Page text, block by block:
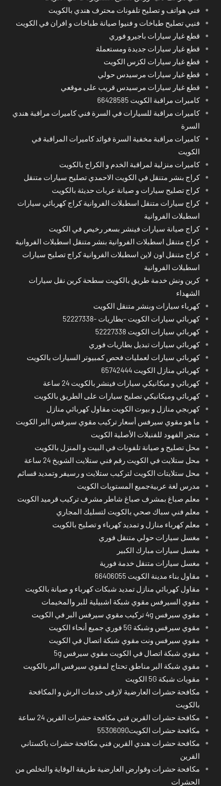
فني هواتف و تصليح تلفونات محترف هندي بالكويت
فنيي تصليح طباخات و فنيوا صيانة طباخات و افران في الكويت
قطع غيار سيارات باجيرو فوري
قطع غيار سيارات جديدة ومستعملة
قطع غيار سيارات لكزس الكويت
قطع غيار سيارات مرسيدس حولي
قطع غيار سيارات مرسيدس قريب على موقعي
كاميرات مراقبة الكويت 66428585
كاميرات مراقبة للسيارات في السرة فني كاميرات مراقبة هندي
السرة
كاميرات مراقبة مخفية السرة فوائد كاميرات المراقبة في
الكويت
كاميرات منزلية لمراقبة الخدم و الكراج بالكويت
كراج بنشر متنقل في الكويت الاحمدي تصليح سيارات متنقل
كراج تصليح سيارات و صيانة عربات حديثة بالكويت
كراج سيارات متنقل اسطبلات الفروانية كراج كهربائي سيارات
اسطبلات الفروانية
كراج صيانة سيارات فينشر بسعر رخيص في الكويت
كراج متنقل اسطبلات الفروانية بنشر متنقل اسطبلات الفروانية
كراج متنقل اون لاين اسطبلات الفروانية كراج تصليح سيارات
اسطبلات الفروانية
كرين ونش خدمة طريق بالكويت سطحة كرين نقل سيارات
الشهداء
كهرباء سيارات وبنشر متنقل الكويت
كهربائي سيارات الكويت -بطاريات -52227338
كهربائي سيارات الكويت 52227338
كهربائي سيارات تبديل بطاريات فوري
كهربائي سيارات لعمليات فحص كمبيوتر السيارات بالكويت
كهربائي منازل الكويت 65742444
كهربائي و ميكانيكي سيارات فينشر بالكويت 24 ساعة
كهربائي وميكانيكي تصليح سيارات على الطريق بالكويت
كهربجي منازل و بيوت الكويت مقاول كهربائي منازل
ما هو مقوي سيرفس أسعار تركيب مقوي سيرفس البر الكويت
متجر الفهود للفنيلات الأصلية الكويت
محل تصليح و صيانة تلفونات في البيت و المنزل بالكويت
محل ستلايت في الكويت رقم فني ستلايت الشويخ 24 ساعة
محل ستلايتات الكويت لتركيب ستلايت و رسيفر وتمديد قسائم
مدرس لغة عربيةجميع المستويات الكويت
معلم صباغ بمشرف صباغ شاطر مشرف تركيب قرميد الكويت
معلم فني سباك صحي بالكويت لتسليك المجاري
معلم كهرباء منازل و تمديد كهرباء و تصليح بالكويت
مغسل سيارات حولي متنقل فوري
مغسل سيارات مبارك الكبير
مغسل سيارات متنقل خدمة فورية
مقاول بناء مدينة الكويت 66406055
مقاول كهربائي منازل تمديد شبكات كهرباء و صيانة بالكويت
مقوي السيرفس مقوي شبكة اشبيلية للبر والمخيمات
مقوي سيرفس 4g تركيب مقوي سيرفس البر في الكويت
مقوي سيرفس وشبكة 5G فوري جميع أنحاء الكويت
مقوي سيرفس ونت مقوي شبكة اتصال في الكويت
مقوي شبكة اتصال في الكويت مقوي سيرفس 5g
مقوي شبكة البر مناطق تحتاج لمقوي سيرفس البر بالكويت
مقويات شبكة 5G الكويت
مكافحة حشرات العارضية لارقى خدمات الرش و المكافحة
بالكويت
مكافحة حشرات القرين فني مكافحة حشرات القرين 24 ساعة
مكافحة حشرات الكويت55306090
مكافحة حشرات هندي القرين فني مكافحة حشرات باكستاني
القرين
مكافحة حشرات وقوارض العارضية طريقة الوقاية والتخلص من
الحشرات